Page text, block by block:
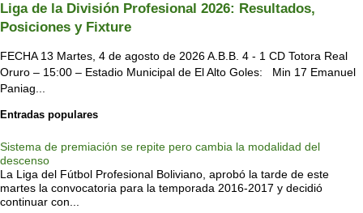
Liga de la División Profesional 2026: Resultados,
Posiciones y Fixture
FECHA 13 Martes, 4 de agosto de 2026 A.B.B. 4 - 1 CD Totora Real
Oruro – 15:00 – Estadio Municipal de El Alto Goles: Min 17 Emanuel
Paniag...
Entradas populares
Sistema de premiación se repite pero cambia la modalidad del
descenso
La Liga del Fútbol Profesional Boliviano, aprobó la tarde de este
martes la convocatoria para la temporada 2016-2017 y decidió
continuar con...